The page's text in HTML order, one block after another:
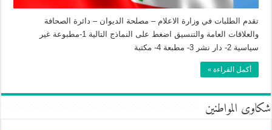
تقدم الطلبات في وزارة الاعلام – مصلحة الديوان – دائرة الصحافة
والعلاقات العامة والتنسيق اضغط على النماذج التالية 1-مطبوعة غير
سياسية 2- دار نشر 3- مطبعة 4- مكتبة
أكمل القراءة »
شكاوى المواطنين